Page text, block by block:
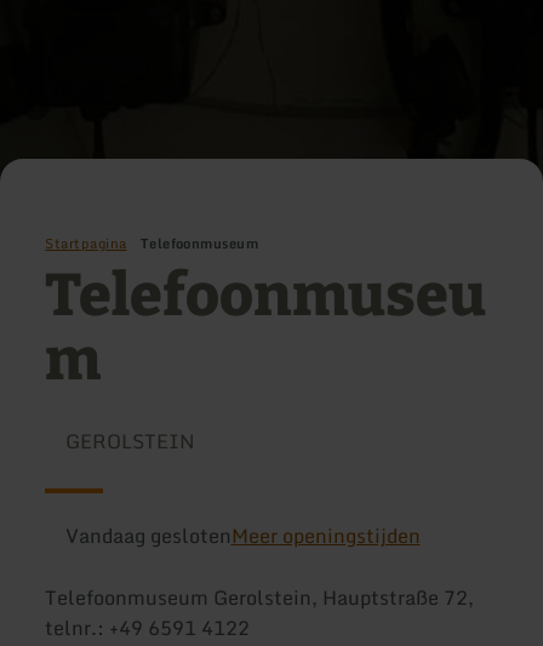
Startpagina Telefoonmuseum
Telefoonmuseu
m
GEROLSTEIN
Vandaag geslotenMeer openingstijden
Telefoonmuseum Gerolstein, Hauptstraße 72,
telnr.: +49 6591 4122